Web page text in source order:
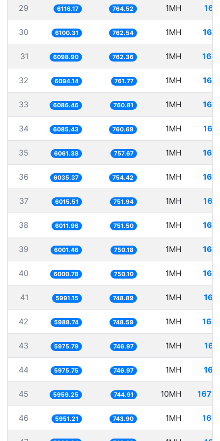
29 6116.17 764.52 1MH
30 6100.31 762.54 1MH
31 6098.90 762.36 1MH
32 6094.14 761.77 1MH
33 6086.46 760.81 1MH
34 6085.43 760.68 1MH
35 6061.38 757.67 1MH
36 6035.37 754.42 1MH
37 6015.51 751.94 1MH
38 6011.96 751.50 1MH
39 6001.46 750.18 1MH
40 6000.78 750.10 1MH
41 5991.15 748.89 1MH
42 5988.74 748.59 1MH
43 5975.79 746.97 1MH
44 5975.75 746.97 1MH
45 5959.25 744.91 10MH
46 5951.21 743.90 1MH